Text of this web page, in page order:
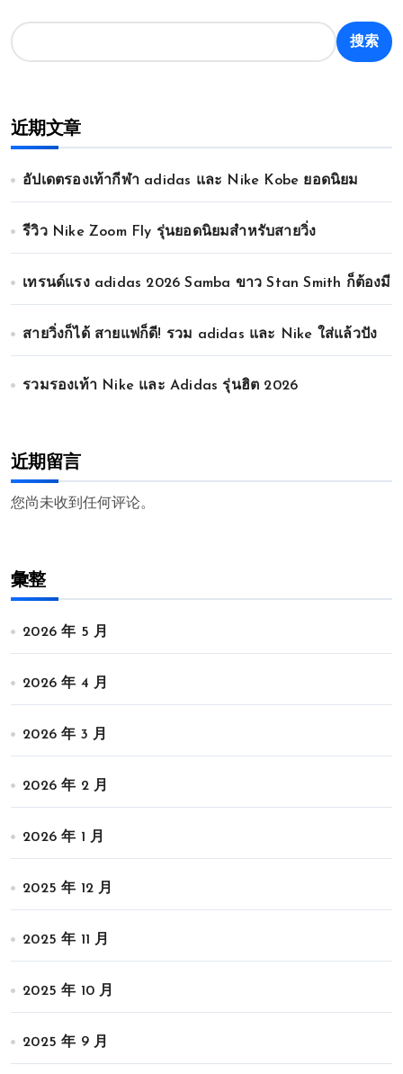
搜索
近期文章
อัปเดตรองเท้ากีฬา adidas และ Nike Kobe ยอดนิยม
รีวิว Nike Zoom Fly รุ่นยอดนิยมสำหรับสายวิ่ง
เทรนด์แรง adidas 2026 Samba ขาว Stan Smith ก็ต้องมี
สายวิ่งก็ได้ สายแฟก็ดี! รวม adidas และ Nike ใส่แล้วปัง
รวมรองเท้า Nike และ Adidas รุ่นฮิต 2026
近期留言
您尚未收到任何评论。
彙整
2026 年 5 月
2026 年 4 月
2026 年 3 月
2026 年 2 月
2026 年 1 月
2025 年 12 月
2025 年 11 月
2025 年 10 月
2025 年 9 月